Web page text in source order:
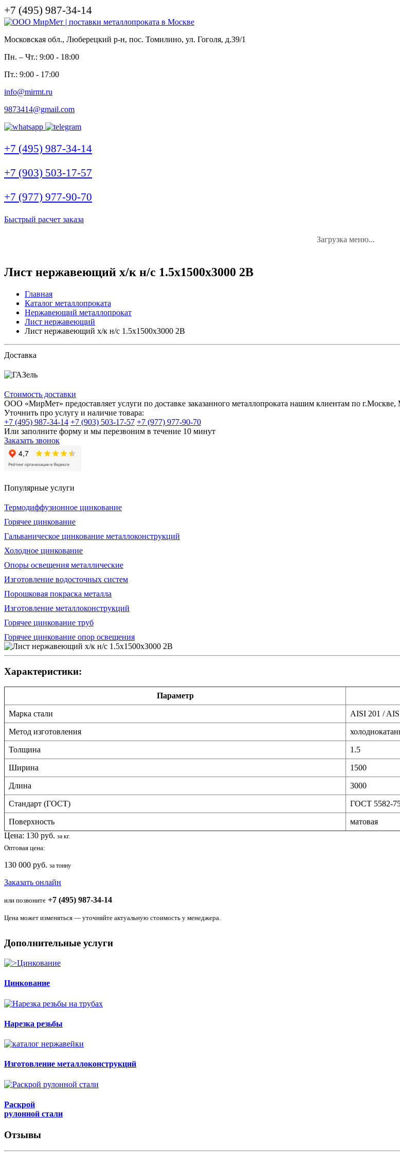
+7 (495) 987-34-14
Московская обл., Люберецкий р-н, пос. Томилино, ул. Гоголя, д.39/1
Пн. – Чт.: 9:00 - 18:00
Пт.: 9:00 - 17:00
info@mirmt.ru
9873414@gmail.com
+7 (495) 987-34-14
+7 (903) 503-17-57
+7 (977) 977-90-70
Быстрый расчет заказа
Загрузка меню...
Лист нержавеющий х/к н/с 1.5x1500x3000 2B
Главная
Каталог металлопроката
Нержавеющий металлопрокат
Лист нержавеющий
Лист нержавеющий х/к н/с 1.5x1500x3000 2B
Доставка
Стоимость доставки
ООО «МирМет» предоставляет услуги по доставке заказанного металлопроката нашим клиентам по
Уточнить про услугу и наличие товара:
+7 (495) 987-34-14 +7 (903) 503-17-57 +7 (977) 977-90-70
Или заполните форму и мы перезвоним в течение 10 минут
Заказать звонок
Популярные услуги
Термодиффузионное цинкование
Горячее цинкование
Гальваническое цинкование металлоконструкций
Холодное цинкование
Опоры освещения металлические
Изготовление водосточных систем
Порошковая покраска металла
Изготовление металлоконструкций
Горячее цинкование труб
Горячее цинкование опор освещения
Характеристики:
Параметр
Марка стали AISI 201 /
Метод изготовления
Толщина 1.5
Ширина 1500
Длина 3000
Стандарт (ГОСТ) ГОСТ 5582-
Поверхность
матовая
Цена: 130 руб. за кг.
Оптовая цена:
130 000 руб. за тонну
Заказать онлайн
или позвоните +7 (495) 987-34-14
Цена может изменяться — уточняйте актуальную стоимость у менеджера.
Дополнительные услуги
Цинкование
Нарезка резьбы
Изготовление металлоконструкций
Раскрой
рулонной стали
Отзывы